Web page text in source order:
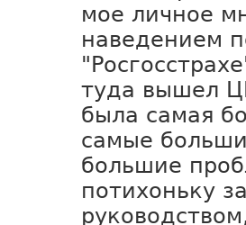
мое личное
наведением
туда вышел
была самая
самые
большие
потихоньку